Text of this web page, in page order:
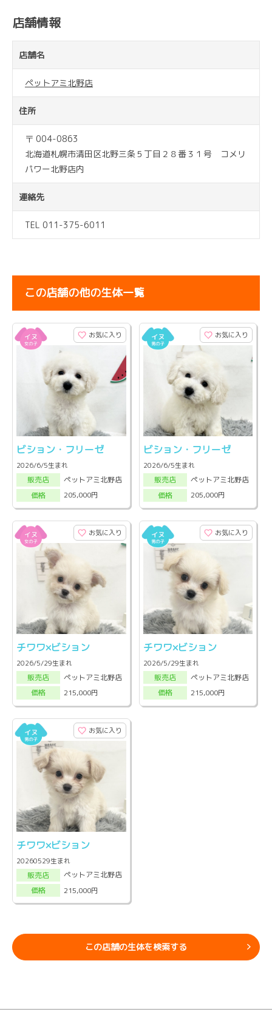
店舗情報
店舗名
ペットアミ北野店
住所
〒 004-0863
北海道札幌市清田区北野三条５丁目２８番３１号 コメリ
パワー北野店内
連絡先
TEL 011-375-6011
この店舗の他の生体一覧
お気に入り
ビション・フリーゼ
2026/6/5生まれ
販売店
ペットアミ北野店
価格
205,000円
お気に入り
ビション・フリーゼ
2026/6/5生まれ
販売店
ペットアミ北野店
価格
205,000円
お気に入り
チワワ×ビション
2026/5/29生まれ
販売店
ペットアミ北野店
価格
215,000円
お気に入り
チワワ×ビション
2026/5/29生まれ
販売店
ペットアミ北野店
価格
215,000円
お気に入り
チワワ×ビション
20260529生まれ
販売店
ペットアミ北野店
価格
215,000円
この店舗の生体を検索する